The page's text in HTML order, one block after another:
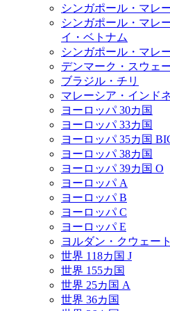
シンガポール・マレ
シンガポール・マレ
イ・ベトナム
シンガポール・マレ
デンマーク・スウェ
ブラジル・チリ
マレーシア・インド
ヨーロッパ 30カ国
ヨーロッパ 33カ国
ヨーロッパ 35カ国
ヨーロッパ 38カ国
ヨーロッパ 39カ国 O
ヨーロッパ A
ヨーロッパ B
ヨーロッパ C
ヨーロッパ E
ヨルダン・クウェー
世界 118カ国 J
世界 155カ国
世界 25カ国 A
世界 36カ国